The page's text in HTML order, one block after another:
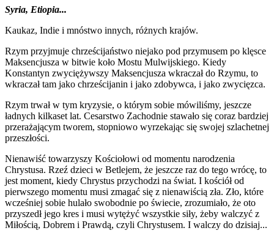
Syria, Etiopia...
Kaukaz, Indie i mnóstwo innych, różnych krajów.
Rzym przyjmuje chrześcijaństwo niejako pod przymusem po klęsce
Maksencjusza w bitwie koło Mostu Mulwijskiego. Kiedy
Konstantyn zwyciężywszy Maksencjusza wkraczał do Rzymu, to
wkraczał tam jako chrześcijanin i jako zdobywca, i jako zwycięzca.
Rzym trwał w tym kryzysie, o którym sobie mówiliśmy, jeszcze
ładnych kilkaset lat. Cesarstwo Zachodnie stawało się coraz bardziej
przerażającym tworem, stopniowo wyrzekając się swojej szlachetnej
przeszłości.
Nienawiść towarzyszy Kościołowi od momentu narodzenia
Chrystusa. Rzeź dzieci w Betlejem, że jeszcze raz do tego wrócę, to
jest moment, kiedy Chrystus przychodzi na świat. I kościół od
pierwszego momentu musi zmagać się z nienawiścią zła. Zło, które
wcześniej sobie hulało swobodnie po świecie, zrozumiało, że oto
przyszedł jego kres i musi wytężyć wszystkie siły, żeby walczyć z
Miłością, Dobrem i Prawdą, czyli Chrystusem. I walczy do dzisiaj...